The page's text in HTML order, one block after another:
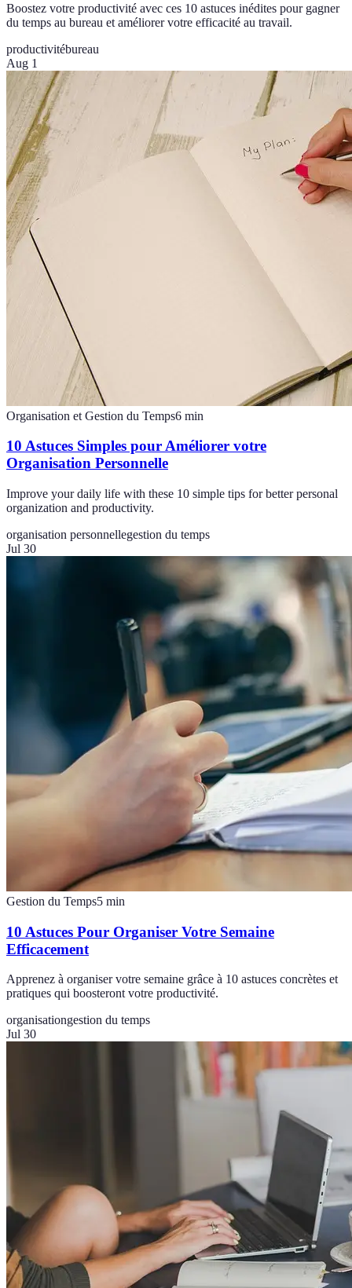
Boostez votre productivité avec ces 10 astuces inédites pour gagner
du temps au bureau et améliorer votre efficacité au travail.
productivitébureau
Aug 1
Organisation et Gestion du Temps6 min
10 Astuces Simples pour Améliorer votre
Organisation Personnelle
Improve your daily life with these 10 simple tips for better personal
organization and productivity.
organisation personnellegestion du temps
Jul 30
Gestion du Temps5 min
10 Astuces Pour Organiser Votre Semaine
Efficacement
Apprenez à organiser votre semaine grâce à 10 astuces concrètes et
pratiques qui boosteront votre productivité.
organisationgestion du temps
Jul 30